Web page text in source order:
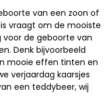
van een zoon of
vraagt om de mooiste
voor de geboorte van
Denk bijvoorbeeld
mooie effen tinten en
verjaardag kaarsjes
een teddybeer, wij